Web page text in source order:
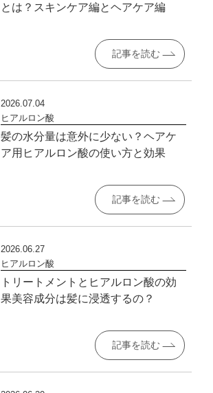
とは？スキンケア編とヘアケア編
記事を読む
2026.07.04
ヒアルロン酸
髪の水分量は意外に少ない？ヘアケ
ア用ヒアルロン酸の使い方と効果
記事を読む
2026.06.27
ヒアルロン酸
トリートメントとヒアルロン酸の効
果美容成分は髪に浸透するの？
記事を読む